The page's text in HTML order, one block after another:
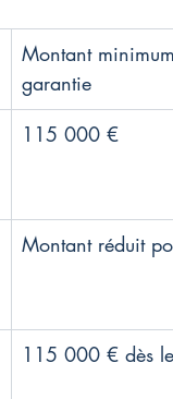
Montant
garantie
115 000 €
Montant réduit
115 000 € dès